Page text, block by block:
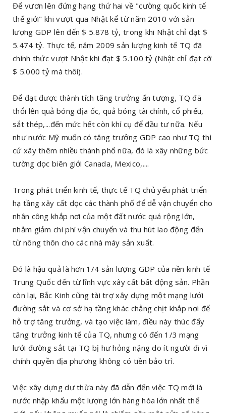
Để vươn lên đứng hạng thứ hai về "cường quốc kinh tế
thế giới" khi vượt qua Nhật kể từ năm 2010 với sản
lượng GDP lên đến $ 5.878 tỷ, trong khi Nhật chỉ đạt $
5.474 tỷ. Thực tế, năm 2009 sản lượng kinh tế TQ đã
chính thức vượt Nhật khi đạt $ 5.100 tỷ (Nhật chỉ đạt cỡ
$ 5.000 tỷ mà thôi).
Để đạt được thành tích tăng trưởng ấn tượng, TQ đã
thổi lên quả bóng địa ốc, quả bóng tài chính, cổ phiếu,
sắt thép,...đến mức hết còn khí cụ để đầu tư nữa. Nếu
như nước Mỹ muốn có tăng trưởng GDP cao như TQ thì
cứ xây thêm nhiều thành phố nữa, đó là xây những bức
tường dọc biên giới Canada, Mexico,....
Trong phát triển kinh tế, thực tế TQ chủ yếu phát triển
hạ tầng xây cất dọc các thành phố để dễ vận chuyển cho
nhân công khắp nơi của một đất nước quá rộng lớn,
nhằm giảm chi phí vận chuyển và thu hút lao động đến
từ nông thôn cho các nhà máy sản xuất.
Đó là hậu quả là hơn 1/4 sản lượng GDP của nền kinh tế
Trung Quốc đến từ lĩnh vực xây cất bất động sản. Phần
còn lại, Bắc Kinh cũng tài trợ xây dựng một mạng lưới
đường sắt và cơ sở hạ tầng khác chẳng chịt khắp nơi để
hỗ trợ tăng trưởng, và tạo việc làm, điều này thúc đẩy
tăng trưởng kinh tế của TQ, nhưng có đến 1/3 mạng
lưới đường sắt tại TQ bị hư hỏng nặng do ít người đi vì
chính quyền địa phương không có tiền bảo trì.
Việc xây dựng dư thừa này đã dẫn đến việc TQ mới là
nước nhập khẩu một lượng lớn hàng hóa lớn nhất thế